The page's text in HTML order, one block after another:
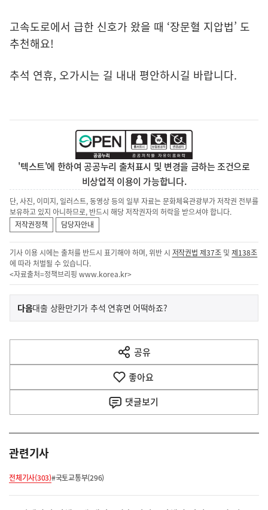
고속도로에서 급한 신호가 왔을 때 ‘장문혈 지압법’ 도
추천해요!
추석 연휴, 오가시는 길 내내 평안하시길 바랍니다.
'텍스트'에 한하여 공공누리 출처표시 및 변경을 금하는 조건으로
비상업적 이용이 가능합니다.
단, 사진, 이미지, 일러스트, 동영상 등의 일부 자료는 문화체육관광부가 저작권 전부를
보유하고 있지 아니하므로, 반드시 해당 저작권자의 허락을 받으셔야 합니다.
저작권정책
담당자안내
기사 이용 시에는 출처를 반드시 표기해야 하며, 위반 시 저작권법 제37조 및제138조
에 따라 처벌될 수 있습니다.
<자료출처=정책브리핑 www.korea.kr>
이
전
다
음
다음기
대출 상환만기가 추석 연휴면 어떡하죠?
공유
열
기
좋아요
댓글보기
관련기사
전체기사(303)#국토교통부(296)